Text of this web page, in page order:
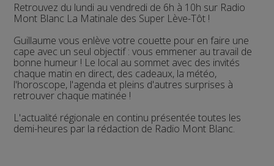
Retrouvez du lundi au vendredi de 6h à 10h sur Radio
Mont Blanc La Matinale des Super Lève-Tôt !
Guillaume vous enlève votre couette pour en faire une
cape avec un seul objectif : vous emmener au travail de
bonne humeur ! Le local au sommet avec des invités
chaque matin en direct, des cadeaux, la météo,
l'horoscope, l'agenda et pleins d'autres surprises à
retrouver chaque matinée !
L'actualité régionale en continu présentée toutes les
demi-heures par la rédaction de Radio Mont Blanc.